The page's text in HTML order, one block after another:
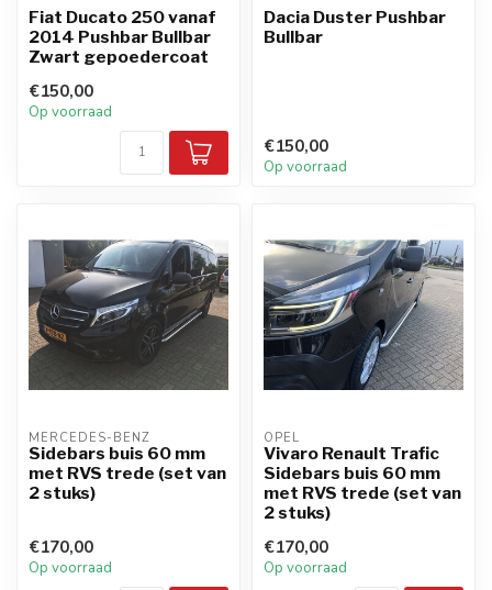
Fiat Ducato 250 vanaf
2014 Pushbar Bullbar
Zwart gepoedercoat
€150,00
Op voorraad
Dacia Duster Pushbar
Bullbar
€150,00
Op voorraad
MERCEDES-BENZ
Sidebars buis 60 mm
met RVS trede (set van
2 stuks)
€170,00
Op voorraad
OPEL
Vivaro Renault Trafic
Sidebars buis 60 mm
met RVS trede (set van
2 stuks)
€170,00
Op voorraad